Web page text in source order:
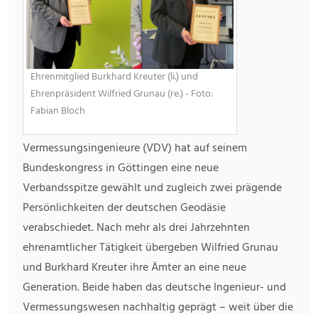
Ehrenmitglied Burkhard Kreuter (li.) und
Ehrenpräsident Wilfried Grunau (re.) - Foto:
Fabian Bloch
Vermessungsingenieure (VDV) hat auf seinem
Bundeskongress in Göttingen eine neue
Verbandsspitze gewählt und zugleich zwei prägende
Persönlichkeiten der deutschen Geodäsie
verabschiedet. Nach mehr als drei Jahrzehnten
ehrenamtlicher Tätigkeit übergeben Wilfried Grunau
und Burkhard Kreuter ihre Ämter an eine neue
Generation. Beide haben das deutsche Ingenieur- und
Vermessungswesen nachhaltig geprägt – weit über die